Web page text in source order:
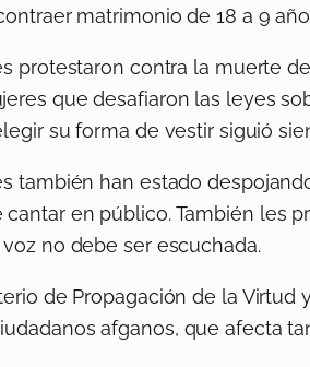
matrimonio de 18 a 9
protestaron contra la muerte
que desafiaron las leyes
su forma de vestir siguió
también han estado
en público. También les
no debe ser escuchada.
de Propagación de la
afganos, que afecta